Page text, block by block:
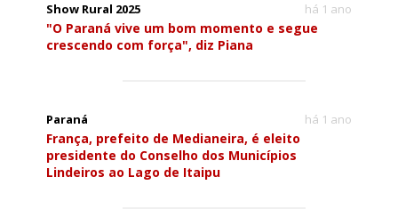
Show Rural 2025 há 1 ano
"O Paraná vive um bom momento e segue
crescendo com força", diz Piana
Paraná há 1 ano
França, prefeito de Medianeira, é eleito
presidente do Conselho dos Municípios
Lindeiros ao Lago de Itaipu